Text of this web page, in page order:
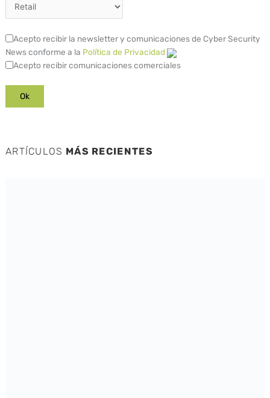
Acepto recibir la newsletter y comunicaciones de Cyber Security
News conforme a la Política de Privacidad
Acepto recibir comunicaciones comerciales
ARTÍCULOS MÁS RECIENTES